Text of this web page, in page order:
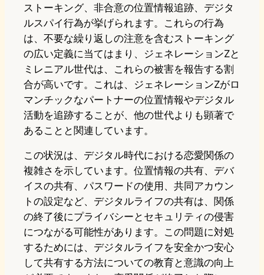
ストーキング、非合意の位置情報追跡、デジタ
ルスパイ行為が挙げられます。これらの行為
は、不要な繰り返しの注意を含むストーキング
の広い定義に当てはまり、ジェネレーションZと
ミレニアル世代は、これらの被害を報告する割
合が高いです。これは、ジェネレーションZがロ
マンチックなパートナーの位置情報やデジタル
活動を追跡することが、他の世代よりも顕著で
あることと関連しています。
この状況は、デジタル時代における恋愛関係の
複雑さを示しています。位置情報の共有、デバ
イスの共有、パスワードの使用、共同アカウン
トの設定など、デジタルライフの共有は、関係
の終了後にプライバシーとセキュリティの侵害
につながる可能性があります。この問題に対処
するためには、デジタルライフを安全かつ安心
して共有する方法についての教育と意識の向上